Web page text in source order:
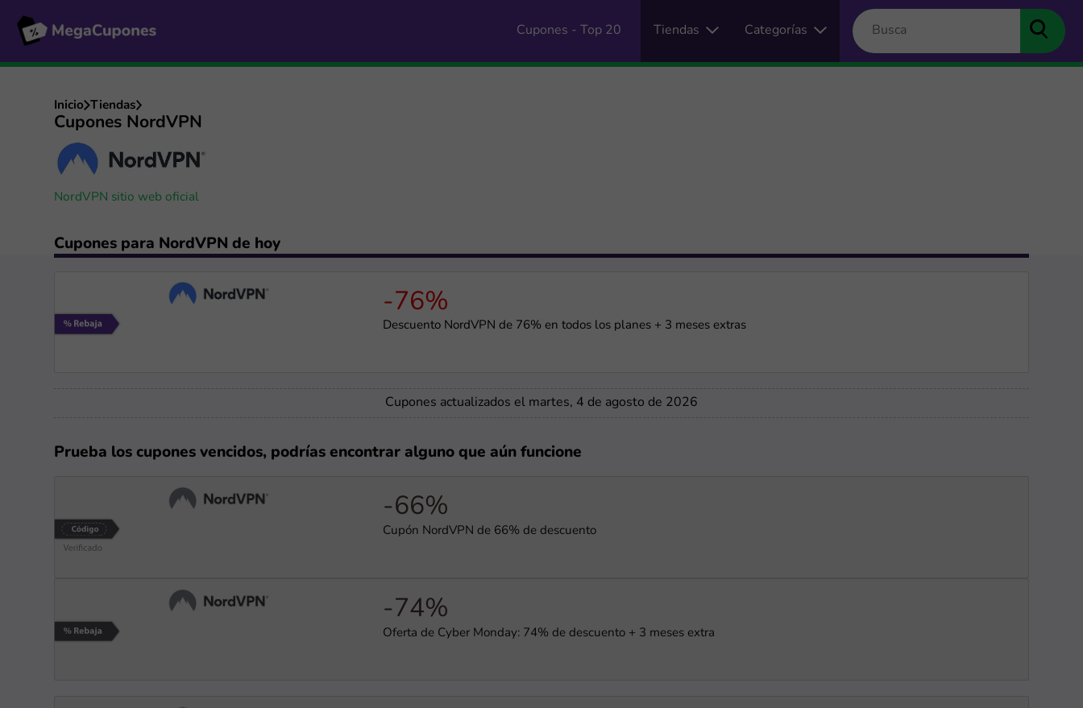
Cupones - Top 20 Tiendas Categorías
Inicio Tiendas
Cupones NordVPN
NordVPN sitio web oficial
Cupones para NordVPN de hoy
-76%
Descuento NordVPN de 76% en todos los planes + 3 meses extras
Cupones actualizados el martes, 4 de agosto de 2026
Prueba los cupones vencidos, podrías encontrar alguno que aún funcione
-66%
Cupón NordVPN de 66% de descuento
-74%
Oferta de Cyber Monday: 74% de descuento + 3 meses extra